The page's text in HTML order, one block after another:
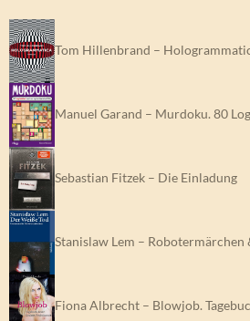
Tom Hillenbrand –
Manuel Garand – Murdoku. 80
Sebastian Fitzek – Die Einladung
Stanislaw Lem – Robotermärchen
Fiona Albrecht – Blowjob.